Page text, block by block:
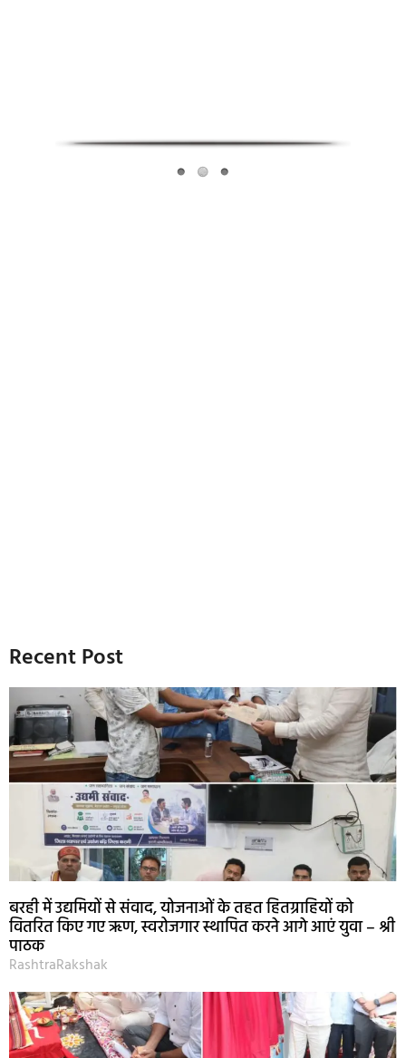
Recent Post
बरही में उद्यमियों से संवाद, योजनाओं के तहत हितग्राहियों को
वितरित किए गए ऋण, स्वरोजगार स्थापित करने आगे आएं युवा – श्री
पाठक
RashtraRakshak